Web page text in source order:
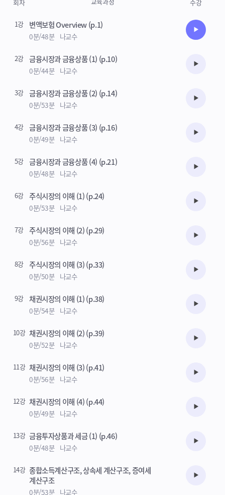
강의는 와우패스 핵심요약 및 문제집으로 진행됩니다.
회차 수강
1강 변액보험 Overview (p.1)
0분/48분 나교수 수강준비
2강 금융시장과 금융상품 (1) (p.10)
0분/44분 나교수 수강준비
3강 금융시장과 금융상품 (2) (p.14)
0분/53분 나교수 수강준비
4강 금융시장과 금융상품 (3) (p.16)
0분/49분 나교수 수강준비
5강 금융시장과 금융상품 (4) (p.21)
0분/48분 나교수 수강준비
6강 주식시장의 이해 (1) (p.24)
0분/53분 나교수 수강준비
7강 주식시장의 이해 (2) (p.29)
0분/56분 나교수 수강준비
8강 주식시장의 이해 (3) (p.33)
0분/50분 나교수 수강준비
9강 채권시장의 이해 (1) (p.38)
0분/54분 나교수 수강준비
10강 채권시장의 이해 (2) (p.39)
0분/52분 나교수 수강준비
11강 채권시장의 이해 (3) (p.41)
0분/56분 나교수 수강준비
12강 채권시장의 이해 (4) (p.44)
0분/49분 나교수 수강준비
13강 금융투자상품과 세금 (1) (p.46)
0분/48분 나교수 수강준비
14강 종합소득계산구조, 상속세 계산구조, 증여세
계산구조
0분/53분 나교수
수강준비